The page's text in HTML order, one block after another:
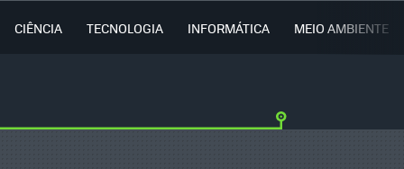
CIÊNCIA TECNOLOGIA INFORMÁTICA MEIO AMBIENTE